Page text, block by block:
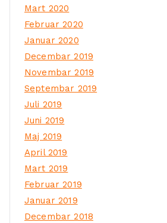
Mart 2020
Februar 2020
Januar 2020
Decembar 2019
Novembar 2019
Septembar 2019
Juli 2019
Juni 2019
Maj 2019
April 2019
Mart 2019
Februar 2019
Januar 2019
Decembar 2018